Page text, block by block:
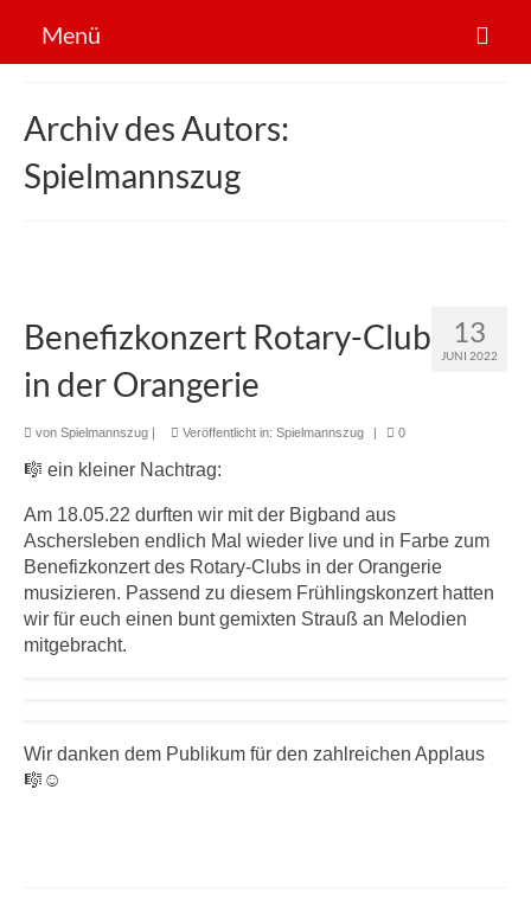
Menü
Sportarten
News
Archiv des Autors:
Spielmannszug
13
JUNI 2022
Benefizkonzert Rotary-Club
in der Orangerie
von Spielmannszug | Veröffentlicht in: Spielmannszug | 0
🎼 ein kleiner Nachtrag:
Am 18.05.22 durften wir mit der Bigband aus
Aschersleben endlich Mal wieder live und in Farbe zum
Benefizkonzert des Rotary-Clubs in der Orangerie
musizieren. Passend zu diesem Frühlingskonzert hatten
wir für euch einen bunt gemixten Strauß an Melodien
mitgebracht.
Wir danken dem Publikum für den zahlreichen Applaus
🎼☺️